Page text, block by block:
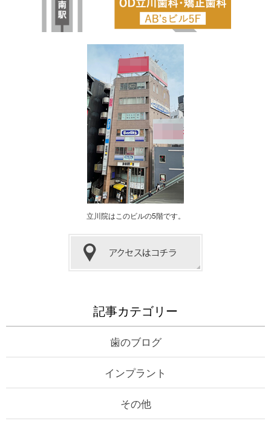
立川院はこのビルの5階です。
記事カテゴリー
歯のブログ
インプラント
その他